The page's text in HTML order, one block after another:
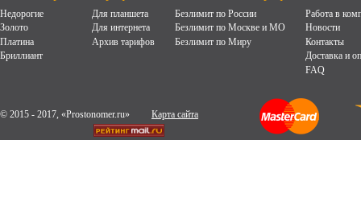
Недорогие
Золото
Платина
Бриллиант
Для планшета
Для интернета
Архив тарифов
Безлимит по России
Безлимит по Москве и МО
Безлимит по Миру
Работа в
Новости
Контакты
Доставка и
FAQ
© 2015 - 2017, «Prostonomer.ru» Карта сайта